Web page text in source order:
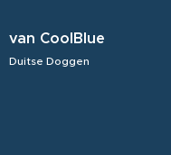
van CoolBlue
Duitse Doggen